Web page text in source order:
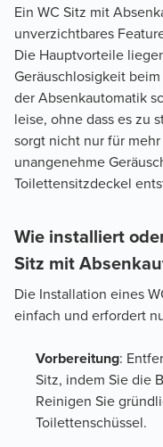
Ein WC Sitz mit
unverzichtbares
Die Hauptvorteile
Geräuschlosigkeit
der Absenkautomatik
leise, ohne dass es zu
sorgt nicht nur für
unangenehme
Toilettensitzdeckel
Wie installiert
Sitz mit
Die Installation eines
einfach und erfordert
Vorbereitung:
Sitz, indem Sie die
Reinigen Sie
Toilettenschüssel.